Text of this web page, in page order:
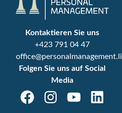
Kontaktieren Sie uns
+423 791 04 47
office@personalmanagement.li
Folgen Sie uns auf Social
Media